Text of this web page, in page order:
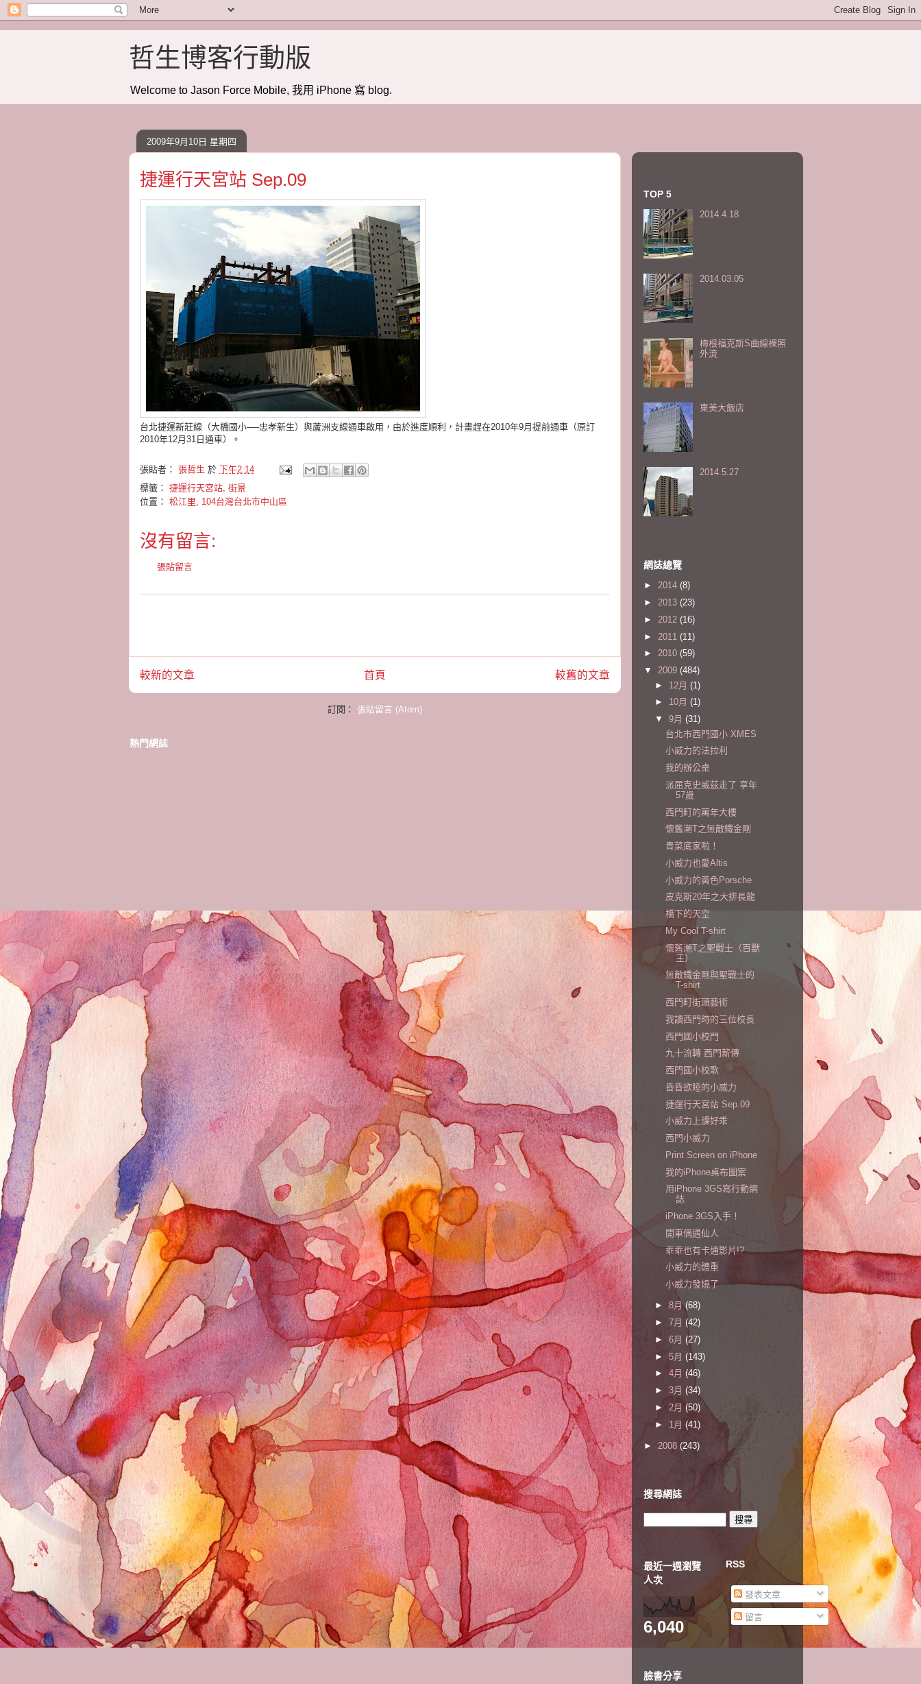
哲生博客行動版
Welcome to Jason Force Mobile, 我用 iPhone 寫 blog.
2009年9月10日 星期四
捷運行天宮站 Sep.09
台北捷運新莊線（大橋國小──忠孝新生）與蘆洲支線通車啟用，由於進度順利，計畫趕在2010年9月提前通車（原訂
2010年12月31日通車）。
張貼者： 張哲生 於 下午2:14
標籤： 捷運行天宮站, 街景
位置： 松江里, 104台灣台北市中山區
沒有留言:
張貼留言
較新的文章 較舊的文章
首頁
訂閱： 張貼留言 (Atom)
熱門網誌
TOP 5
2014.4.18
2014.03.05
梅根福克斯S曲線裸照
外流
東美大飯店
2014.5.27
網誌總覽
► 2014 (8)
► 2013 (23)
► 2012 (16)
► 2011 (11)
► 2010 (59)
▼ 2009 (484)
► 12月 (1)
► 10月 (1)
▼ 9月 (31)
台北市西門國小 XMES
小威力的法拉利
我的辦公桌
派屈克史威茲走了 享年
57歲
西門町的萬年大樓
懷舊潮T之無敵鐵金剛
青菜底家啦！
小威力也愛Altis
小威力的黃色Porsche
皮克斯20年之大排長龍
橋下的天空
My Cool T-shirt
懷舊潮T之聖戰士（百獸
王）
無敵鐵金剛與聖戰士的
T-shirt
西門町街頭藝術
我讀西門時的三位校長
西門國小校門
九十流轉 西門薪傳
西門國小校歌
昏昏欲睡的小威力
捷運行天宮站 Sep.09
小威力上課好乖
西門小威力
Print Screen on iPhone
我的iPhone桌布圖案
用iPhone 3GS寫行動網
誌
iPhone 3GS入手！
開車偶遇仙人
乖乖也有卡通影片!?
小威力的體重
小威力發燒了
► 8月(68)
► 7月 (42)
► 6月 (27)
► 5月 (143)
► 4月 (46)
► 3月 (34)
► 2月 (50)
► 1月 (41)
► 2008 (243)
搜尋網誌
最近一週瀏覽
人次
6,040
RSS
發表文章
留言
臉書分享